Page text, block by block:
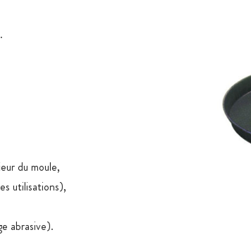
du moule,
utilisations),
abrasive).